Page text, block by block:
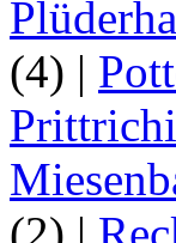
(4) |
(2) |